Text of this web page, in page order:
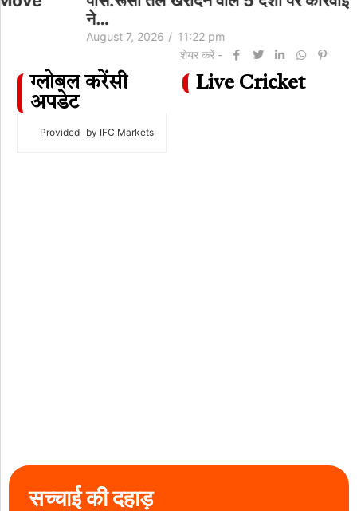
/ 11:22 pm
ग्लोबल करेंसी
अपडेट
Provided by IFC Markets
Live Cricket
सच्चाई की दहाड़